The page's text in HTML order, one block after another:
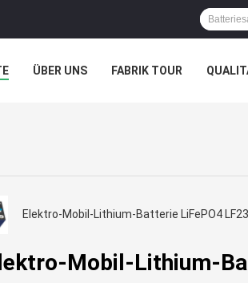
ÜBER UNS FABRIK TOUR
Elektro-Mobil-Lithium-Batterie LiFePO4
Mobil-Lithium-